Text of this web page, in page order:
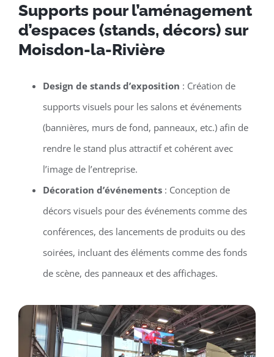
Supports pour l’aménagement
d’espaces (stands, décors) sur
Moisdon-la-Rivière
Design de stands d’exposition : Création de
supports visuels pour les salons et événements
(bannières, murs de fond, panneaux, etc.) afin de
rendre le stand plus attractif et cohérent avec
l’image de l’entreprise.
Décoration d’événements: Conception de
décors visuels pour des événements comme des
conférences, des lancements de produits ou des
soirées, incluant des éléments comme des fonds
de scène, des panneaux et des affichages.